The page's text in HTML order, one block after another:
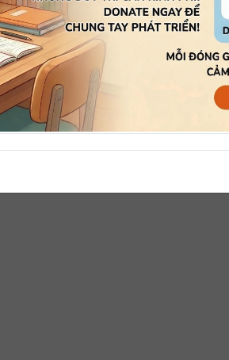
tới vào buối sáng các ngày để nộp
bảng điểm từ 11/10/2024 –